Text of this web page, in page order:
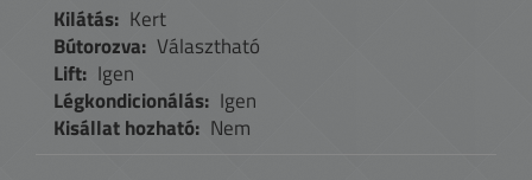
Kilátás: Kert
Bútorozva: Választható
Lift: Igen
Légkondicionálás: Igen
Kisállat hozható: Nem